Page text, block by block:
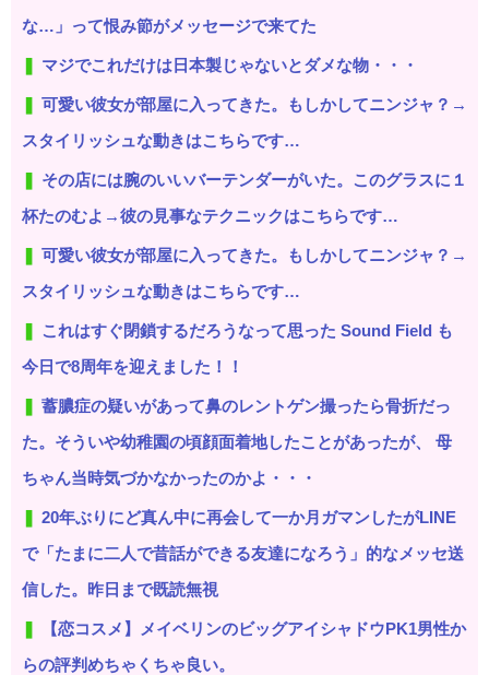
な…」って恨み節がメッセージで来てた
マジでこれだけは日本製じゃないとダメな物・・・
可愛い彼女が部屋に入ってきた。もしかしてニンジャ？→
スタイリッシュな動きはこちらです…
その店には腕のいいバーテンダーがいた。このグラスに１
杯たのむよ→彼の見事なテクニックはこちらです…
可愛い彼女が部屋に入ってきた。もしかしてニンジャ？→
スタイリッシュな動きはこちらです…
これはすぐ閉鎖するだろうなって思った Sound Field も
今日で8周年を迎えました！！
蓄膿症の疑いがあって鼻のレントゲン撮ったら骨折だっ
た。そういや幼稚園の頃顔面着地したことがあったが、 母
ちゃん当時気づかなかったのかよ・・・
20年ぶりにど真ん中に再会して一か月ガマンしたがLINE
で「たまに二人で昔話ができる友達になろう」的なメッセ送
信した。昨日まで既読無視
【恋コスメ】メイベリンのビッグアイシャドウPK1男性か
らの評判めちゃくちゃ良い。